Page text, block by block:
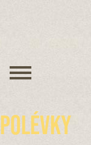
Polévky